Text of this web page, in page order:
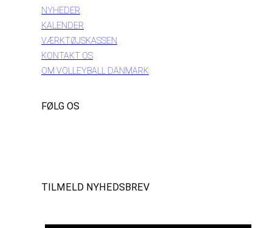
NYHEDER
KALENDER
VÆRKTØJSKASSEN
KONTAKT OS
OM VOLLEYBALL DANMARK
FØLG OS
TILMELD NYHEDSBREV